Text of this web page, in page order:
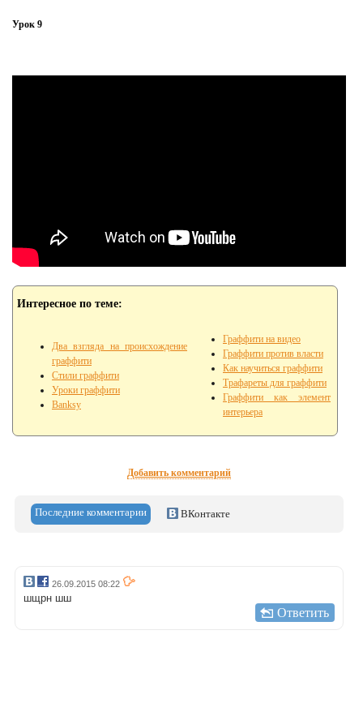
Урок 9
Интересное по теме:
Два взгляда на происхождение
граффити
Стили граффити
Уроки граффити
Banksy
Граффити на видео
Граффити против власти
Как научиться граффити
Трафареты для граффити
Граффити как элемент
интерьера
Добавить комментарий
Последние комментарии ВКонтакте
26.09.2015 08:22
шщрн шш
Ответить